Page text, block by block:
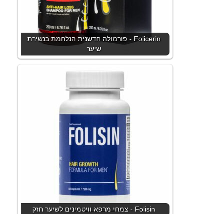
Folicerin - פורמולה חדשנית הנלחמת בנשירת
שיער
Folisin - צמחי מרפא וויטמינים לשיער חזק